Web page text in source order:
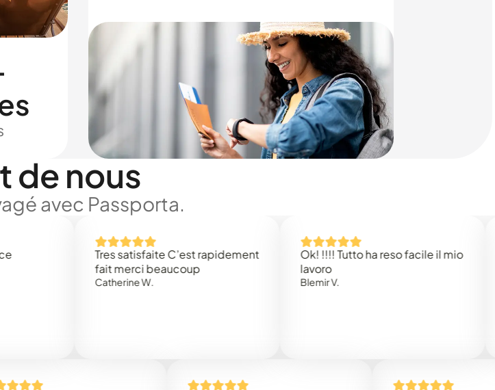
de nous
avec Passporta.
Tres satisfaite C’est rapidement
fait merci beaucoup
Catherine W.
Ok! !!!! Tutto ha reso facile il mio
Blemir V.